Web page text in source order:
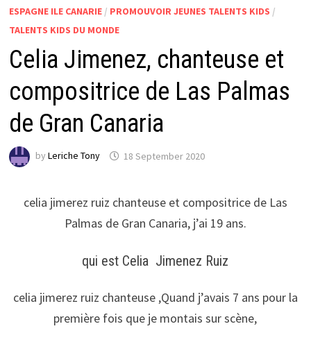
ESPAGNE ILE CANARIE/ PROMOUVOIR JEUNES TALENTS KIDS /
TALENTS KIDS DU MONDE
Celia Jimenez, chanteuse et
compositrice de Las Palmas
de Gran Canaria
by Leriche Tony 18 September 2020
celia jimerez ruiz chanteuse et compositrice de Las
Palmas de Gran Canaria, j’ai 19 ans.
qui est Celia Jimenez Ruiz
celia jimerez ruiz chanteuse ,Quand j’avais 7 ans pour la
première fois que je montais sur scène,